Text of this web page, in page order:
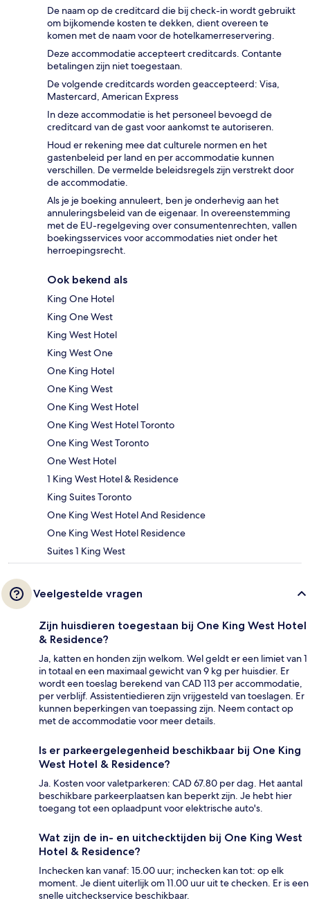
De naam op de creditcard die bij check-in wordt gebruikt
om bijkomende kosten te dekken, dient overeen te
komen met de naam voor de hotelkamerreservering.
Deze accommodatie accepteert creditcards. Contante
betalingen zijn niet toegestaan.
De volgende creditcards worden geaccepteerd: Visa,
Mastercard, American Express
In deze accommodatie is het personeel bevoegd de
creditcard van de gast voor aankomst te autoriseren.
Houd er rekening mee dat culturele normen en het
gastenbeleid per land en per accommodatie kunnen
verschillen. De vermelde beleidsregels zijn verstrekt door
de accommodatie.
Als je je boeking annuleert, ben je onderhevig aan het
annuleringsbeleid van de eigenaar. In overeenstemming
met de EU-regelgeving over consumentenrechten, vallen
boekingsservices voor accommodaties niet onder het
herroepingsrecht.
Ook bekend als
King One Hotel
King One West
King West Hotel
King West One
One King Hotel
One King West
One King West Hotel
One King West Hotel Toronto
One King West Toronto
One West Hotel
1 King West Hotel & Residence
King Suites Toronto
One King West Hotel And Residence
One King West Hotel Residence
Suites 1 King West
Veelgestelde vragen
Zijn huisdieren toegestaan bij One King West Hotel
& Residence?
Ja, katten en honden zijn welkom. Wel geldt er een limiet van 1
in totaal en een maximaal gewicht van 9 kg per huisdier. Er
wordt een toeslag berekend van CAD 113 per accommodatie,
per verblijf. Assistentiedieren zijn vrijgesteld van toeslagen. Er
kunnen beperkingen van toepassing zijn. Neem contact op
met de accommodatie voor meer details.
Is er parkeergelegenheid beschikbaar bij One King
West Hotel & Residence?
Ja. Kosten voor valetparkeren: CAD 67.80 per dag. Het aantal
beschikbare parkeerplaatsen kan beperkt zijn. Je hebt hier
toegang tot een oplaadpunt voor elektrische auto's.
Wat zijn de in- en uitchecktijden bij One King West
Hotel & Residence?
Inchecken kan vanaf: 15.00 uur; inchecken kan tot: op elk
moment. Je dient uiterlijk om 11.00 uur uit te checken. Er is een
snelle uitcheckservice beschikbaar.